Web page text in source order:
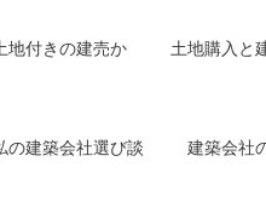
地付きの建売か 土地購入と
の建築会社選び談 建築会社